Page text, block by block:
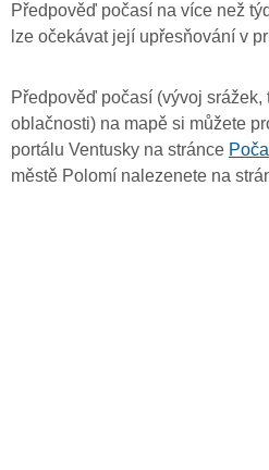
Předpověď počasí na více než
lze očekávat její upřesňování v
Předpověď počasí (vývoj srážek,
oblačnosti) na mapě si můžete
portálu Ventusky na stránce
městě Polomí nalezenete na